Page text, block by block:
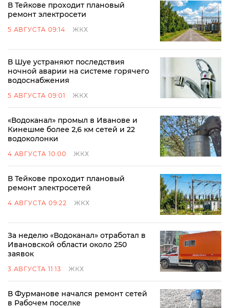
В Тейкове проходит плановый
ремонт электросети
5 АВГУСТА 09:14 ЖКХ
В Шуе устраняют последствия
ночной аварии на системе горячего
водоснабжения
5 АВГУСТА 09:01 ЖКХ
«Водоканал» промыл в Иванове и
Кинешме более 2,6 км сетей и 22
водоколонки
4 АВГУСТА 10:00 ЖКХ
В Тейкове проходит плановый
ремонт электросетей
4 АВГУСТА 09:22 ЖКХ
За неделю «Водоканал» отработал в
Ивановской области около 250
заявок
3 АВГУСТА 11:13 ЖКХ
В Фурманове начался ремонт сетей
в Рабочем поселке